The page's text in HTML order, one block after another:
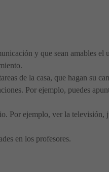
y que sean amables el
de la casa, que hagan su
Por ejemplo, puedes
Por ejemplo, ver la televisión,
en los profesores.